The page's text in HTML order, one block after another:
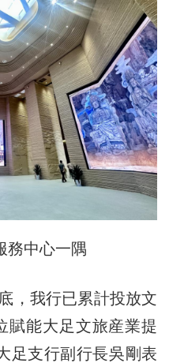
務中心一隅
我行已累計投放文
賦能大足文旅産業提
足支行副行長吳剛表